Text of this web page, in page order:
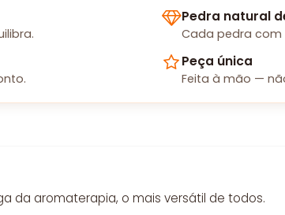
Pedra natural
Cada pedra com
Peça única
Feita à mão —
da aromaterapia, o mais versátil de todos.